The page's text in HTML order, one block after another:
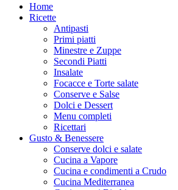
Home
Ricette
Antipasti
Primi piatti
Minestre e Zuppe
Secondi Piatti
Insalate
Focacce e Torte salate
Conserve e Salse
Dolci e Dessert
Menu completi
Ricettari
Gusto & Benessere
Conserve dolci e salate
Cucina a Vapore
Cucina e condimenti a Crudo
Cucina Mediterranea